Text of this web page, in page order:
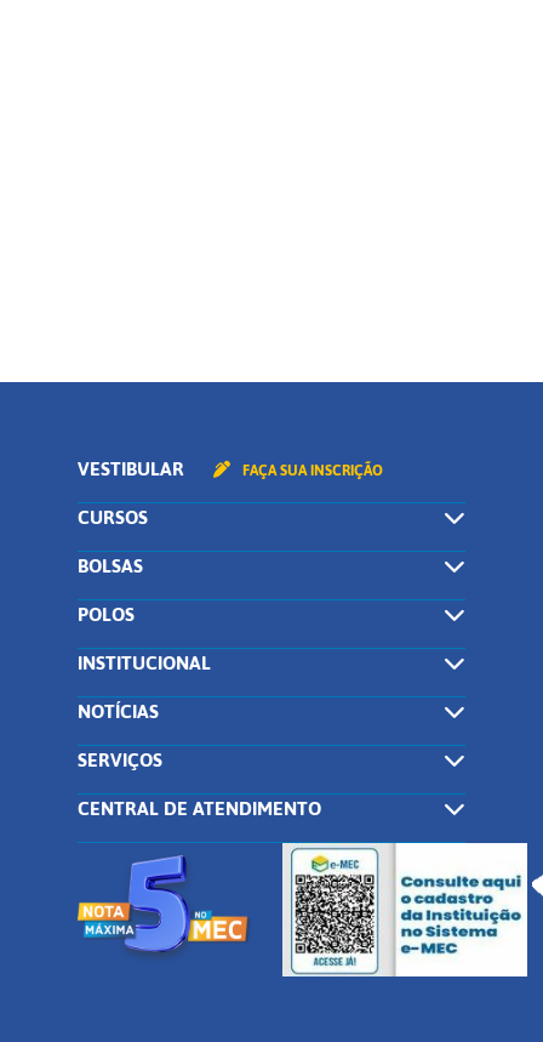
VESTIBULAR FAÇA SUA INSCRIÇÃO
CURSOS
BOLSAS
POLOS
INSTITUCIONAL
NOTÍCIAS
SERVIÇOS
CENTRAL DE ATENDIMENTO